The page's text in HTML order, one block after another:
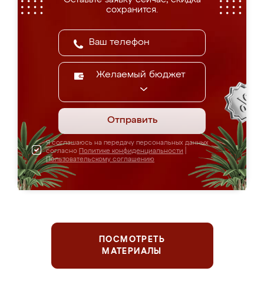
сохранится.
Желаемый бюджет
Отправить
Я соглашаюсь на передачу персональных данных
согласно Политике конфиденциальности
Пользовательскому соглашению
ПОСМОТРЕТЬ
МАТЕРИАЛЫ